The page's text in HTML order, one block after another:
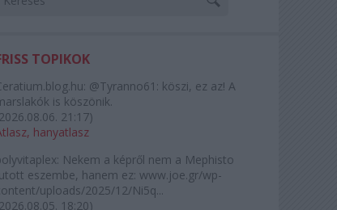
TOPIKOK
@Tyranno61: köszi, ez az! A
is köszönik.
2026.08.06. 21:17)
hanyatlasz
Nekem a képről nem a Mephisto
eszembe, hanem ez: www.joe.gr/wp-
uploads/2025/12/Ni5q...
2026.08.05. 18:20)